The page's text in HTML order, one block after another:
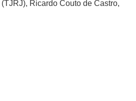
Ricardo Couto de Castro,